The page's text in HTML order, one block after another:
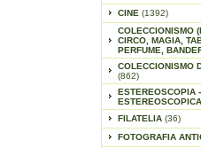
CINE (1392)
COLECCIONISMO
CIRCO, MAGIA,
PERFUME,
COLECCIONISMO
(862)
ESTEREOSCOPIA
FILATELIA (36)
FOTOGRAFIA